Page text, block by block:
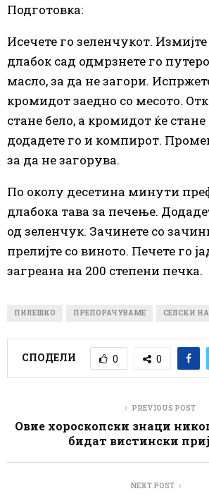
Подготовка:
Исечете го зеленчукот.
длабок сад одмрзнете го
масло, за да не загори.
кромидот заедно со месото.
стане бело, а кромидот ќе
додадете го и компирот.
за да не загорува.
По околу десетина минути
длабока тава за печење.
од зеленчук. Зачинете со
прелијте со виното. Печете го
загреана на 200 степени печка.
ПИЛЕШКО ПРЕПОРАЧУВАМЕ СЕЛСКИ
СПОДЕЛИ 0 0
PREVIOUS POST
Овие хороскопски знаци
бидат вистински
NEXT POST